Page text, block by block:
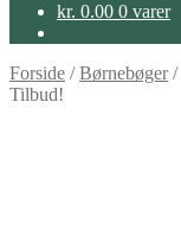
kr. 0.00 0 varer
Forside /Børnebøger/
Tilbud!